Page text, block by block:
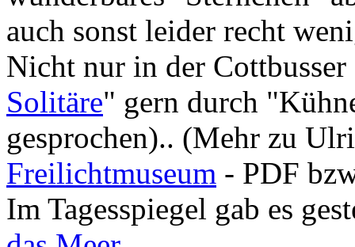
auch sonst leider recht
Nicht nur in der
Solitäre" gern durch
gesprochen).. (Mehr zu
Freilichtmuseum - PDF
Im Tagesspiegel gab es